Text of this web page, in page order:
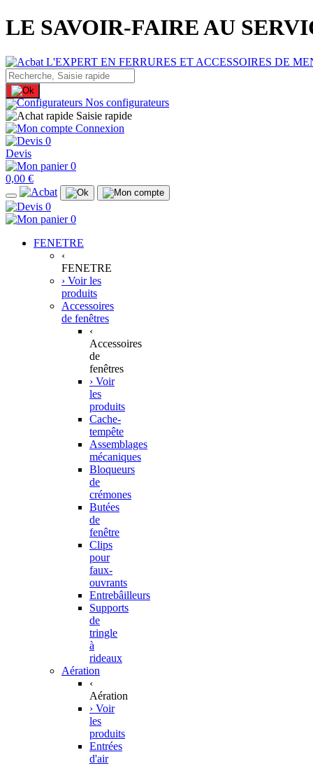
LE SAVOIR-FAIRE AU
Nos configurateurs
Saisie rapide
Connexion
0
Devis
0
0,00 €
0
0
FENETRE
‹
FENETRE
› Voir les
produits
Accessoires
de fenêtres
‹
Accessoires
de
fenêtres
› Voir
les
produits
Cache-
tempête
Assemblages
mécaniques
Bloqueurs
de
crémones
Butées
de
fenêtre
Clips
pour
faux-
ouvrants
Entrebâilleurs
Supports
de
tringle
à
rideaux
Aération
‹
Aération
› Voir
les
produits
Entrées
d'air